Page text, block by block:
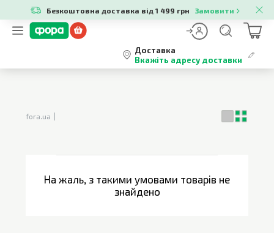
Безкоштовна доставка від 1 499 грн Замовити
Доставка
Вкажіть адресу доставки
fora.ua
На жаль, з такими умовами товарів не
знайдено